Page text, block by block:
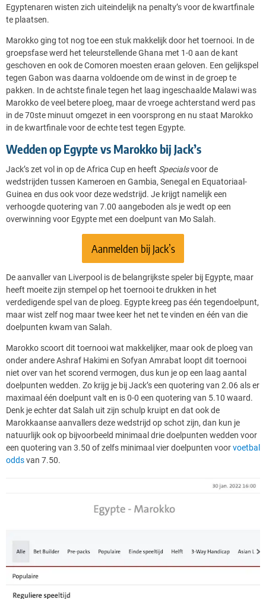
Egyptenaren wisten zich uiteindelijk na penalty’s voor de kwartfinale
te plaatsen.
Marokko ging tot nog toe een stuk makkelijk door het toernooi. In de
groepsfase werd het teleurstellende Ghana met 1-0 aan de kant
geschoven en ook de Comoren moesten eraan geloven. Een gelijkspel
tegen Gabon was daarna voldoende om de winst in de groep te
pakken. In de achtste finale tegen het laag ingeschaalde Malawi was
Marokko de veel betere ploeg, maar de vroege achterstand werd pas
in de 70ste minuut omgezet in een voorsprong en nu staat Marokko
in de kwartfinale voor de echte test tegen Egypte.
Wedden op Egypte vs Marokko bij Jack’s
Jack’s zet vol in op de Africa Cup en heeft Specialsvoor de
wedstrijden tussen Kameroen en Gambia, Senegal en Equatoriaal-
Guinea en dus ook voor deze wedstrijd. Je krijgt namelijk een
verhoogde quotering van 7.00 aangeboden als je wedt op een
overwinning voor Egypte met een doelpunt van Mo Salah.
Aanmelden bij Jack’s
De aanvaller van Liverpool is de belangrijkste speler bij Egypte, maar
heeft moeite zijn stempel op het toernooi te drukken in het
verdedigende spel van de ploeg. Egypte kreeg pas één tegendoelpunt,
maar wist zelf nog maar twee keer het net te vinden en één van die
doelpunten kwam van Salah.
Marokko scoort dit toernooi wat makkelijker, maar ook de ploeg van
onder andere Ashraf Hakimi en Sofyan Amrabat loopt dit toernooi
niet over van het scorend vermogen, dus kun je op een laag aantal
doelpunten wedden. Zo krijg je bij Jack’s een quotering van 2.06 als er
maximaal één doelpunt valt en is 0-0 een quotering van 5.10 waard.
Denk je echter dat Salah uit zijn schulp kruipt en dat ook de
Marokkaanse aanvallers deze wedstrijd op schot zijn, dan kun je
natuurlijk ook op bijvoorbeeld minimaal drie doelpunten wedden voor
een quotering van 3.50 of zelfs minimaal vier doelpunten voorvoetbal
oddsvan 7.50.